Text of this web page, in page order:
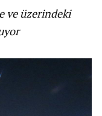
ve üzerindeki